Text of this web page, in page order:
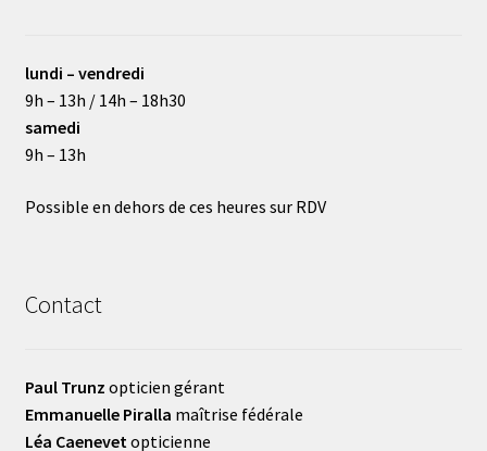
lundi – vendredi
9h – 13h / 14h – 18h30
samedi
9h – 13h
Possible en dehors de ces heures sur RDV
Contact
Paul Trunz opticien gérant
Emmanuelle Piralla maîtrise fédérale
Léa Caenevetopticienne